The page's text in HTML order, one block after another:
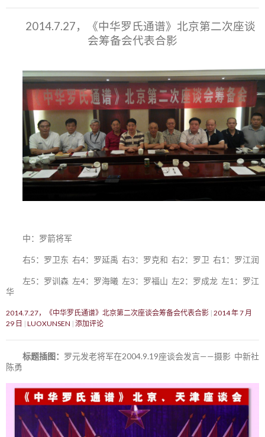
2014.7.27，《中华罗氏通谱》北京第二次座谈
会筹备会代表合影
中：罗箭将军
右5：罗卫东 右4：罗延禹 右3：罗克和 右2：罗卫 右1：罗江润
左5：罗训森 左4：罗海曦 左3：罗福山 左2：罗成龙 左1：罗江
华
2014.7.27，《中华罗氏通谱》北京第二次座谈会筹备会代表合影 2014 年 7 月
29 日
LUOXUNSEN 添加评论
标题插图： 罗元发老将军在2004.9.19座谈会发言——摄影 中新社
陈勇